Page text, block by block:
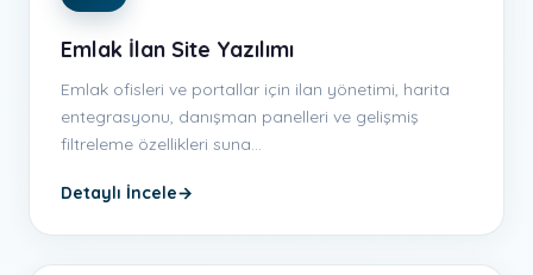
Emlak İlan Site Yazılımı
Emlak ofisleri ve portallar için ilan yönetimi, harita
entegrasyonu, danışman panelleri ve gelişmiş
filtreleme özellikleri suna…
Detaylı İncele→